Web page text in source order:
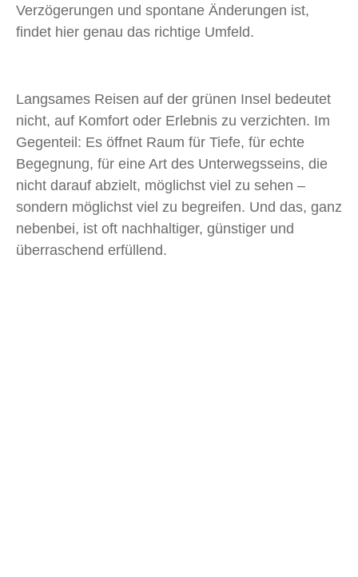
Verzögerungen und spontane Änderungen ist,
findet hier genau das richtige Umfeld.
Langsames Reisen auf der grünen Insel bedeutet
nicht, auf Komfort oder Erlebnis zu verzichten. Im
Gegenteil: Es öffnet Raum für Tiefe, für echte
Begegnung, für eine Art des Unterwegsseins, die
nicht darauf abzielt, möglichst viel zu sehen –
sondern möglichst viel zu begreifen. Und das, ganz
nebenbei, ist oft nachhaltiger, günstiger und
überraschend erfüllend.